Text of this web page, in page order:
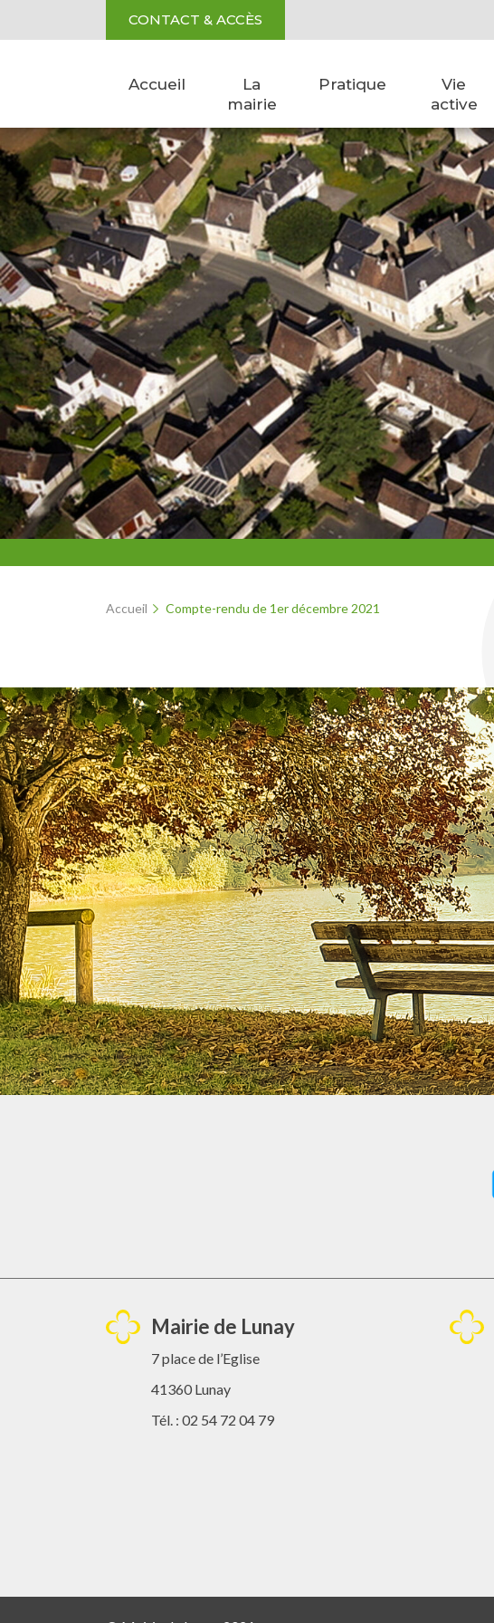
CONTACT & ACCÈS
Accueil
La
mairie
Pratique
Vie
active
Accueil Compte-rendu de 1er décembre 2021
Mairie de Lunay
7 place de l’Eglise
41360 Lunay
Tél. : 02 54 72 04 79
Cookies management panel